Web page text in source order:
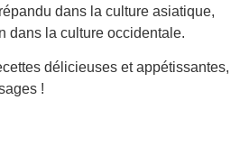
dans la culture asiatique,
dans la culture occidentale.
délicieuses et appétissantes,
!